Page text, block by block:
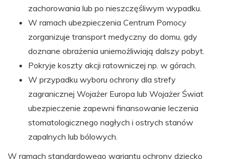
zachorowania lub po nieszczęśliwym wypadku.
W ramach ubezpieczenia Centrum Pomocy
zorganizuje transport medyczny do domu, gdy
doznane obrażenia uniemożliwiają dalszy pobyt.
Pokryje koszty akcji ratowniczej np. w górach.
W przypadku wyboru ochrony dla strefy
zagranicznej Wojażer Europa lub Wojażer Świat
ubezpieczenie zapewni finansowanie leczenia
stomatologicznego nagłych i ostrych stanów
zapalnych lub bólowych.
W ramach standardowego wariantu ochrony dziecko